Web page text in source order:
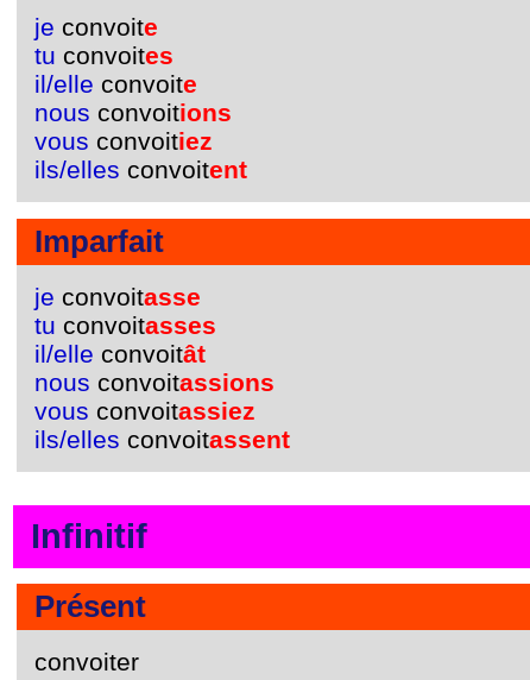
je convoite
tu convoites
il/elle convoite
nous convoitions
vous convoitiez
ils/elles convoitent
Imparfait
je convoitasse
tu convoitasses
il/elle convoitât
nous convoitassions
vous convoitassiez
ils/elles convoitassent
Infinitif
Présent
convoiter